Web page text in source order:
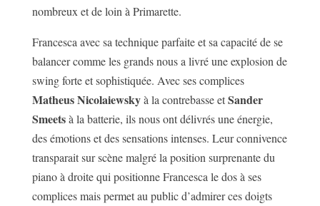
nombreux et de loin à Primarette.
Francesca avec sa technique parfaite et sa capacité de se
balancer comme les grands nous a livré une explosion de
swing forte et sophistiquée. Avec ses complices
Matheus Nicolaiewskyà la contrebasse etSander
Smeetsà la batterie, ils nous ont délivrés une énergie,
des émotions et des sensations intenses. Leur connivence
transparait sur scène malgré la position surprenante du
piano à droite qui positionne Francesca le dos à ses
complices mais permet au public d’admirer ces doigts